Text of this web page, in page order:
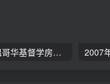
2024年11月 温哥华基督学房特会：有见识的管家 02 彭动平